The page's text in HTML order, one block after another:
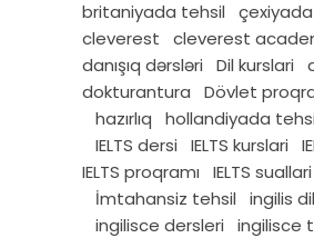
britaniyada tehsil
cleverest
cleverest
danışıq dərsləri
Dil kurslari
dokturantura
Dövlet
hazırlıq
hollandiyada
IELTS dersi
IELTS kurslari
IELTS proqramı
IELTS suallari
İmtahansiz tehsil
ingilis
ingilisce dersleri
ingilisce